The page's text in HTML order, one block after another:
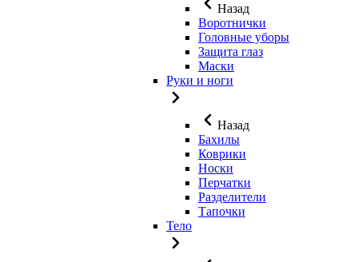
Назад
Воротнички
Головные уборы
Защита глаз
Маски
Руки и ноги
Назад
Бахилы
Коврики
Носки
Перчатки
Разделители
Тапочки
Тело